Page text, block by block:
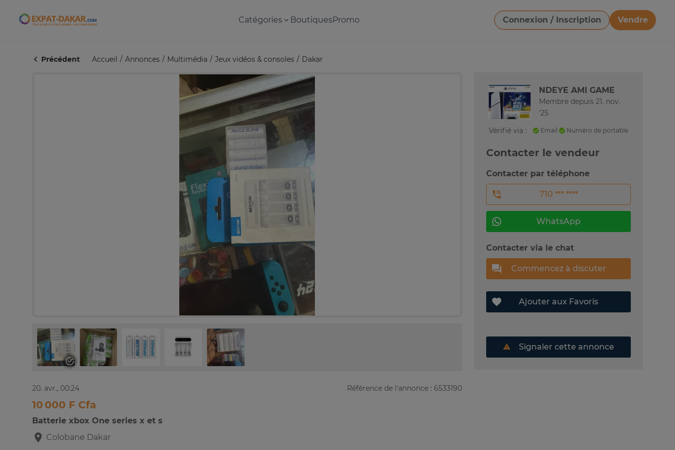
Expat-Dakar Catégories BoutiquesPromo Connexion / Inscription
Vendre
Télécharger une image
Précédent Accueil Annonces Multimédia Jeux vidéos & consoles Dakar
20. avr., 00:24 Référence de l'annonce : 6533190
10 000 F Cfa
Batterie xbox One series x et s
Colobane Dakar
NDEYE AMI GAME
Membre depuis 21. nov.
'25
Vérifié via :
Email Numéro de portable
Contacter le vendeur
Contacter par téléphone
710 *** ****
WhatsApp
Contacter via le chat
Commencez à discuter
Ajouter aux Favoris
Signaler cette annonce